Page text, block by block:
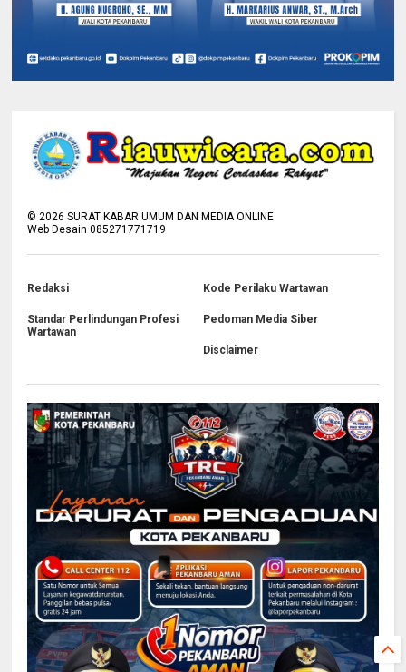
©2026 SURAT KABAR UMUM DAN MEDIA ONLINE
Web Desain 085271771719
Redaksi Kode Perilaku Wartawan
Standar Perlindungan Profesi
Wartawan
Pedoman Media Siber
Disclaimer